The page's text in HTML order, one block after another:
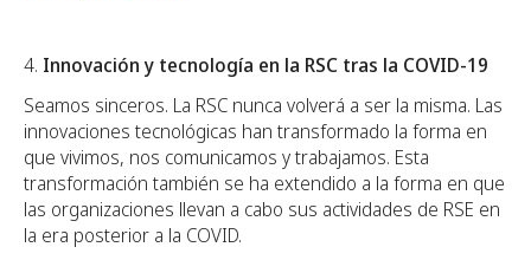
Innovación y tecnología en la RSC tras la COVID-19
Seamos sinceros. La RSC nunca volverá a ser la misma. Las
innovaciones tecnológicas han transformado la forma en
que vivimos, nos comunicamos y trabajamos. Esta
transformación también se ha extendido a la forma en que
las organizaciones llevan a cabo sus actividades de RSE en
la era posterior a la COVID.